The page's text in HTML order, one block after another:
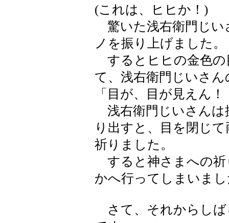
(これは、ヒヒか！)
驚いた浅右衛門じい
ノを振り上げました。
するとヒヒの金色の
て、浅右衛門じいさ
「目が、目が見えん
浅右衛門じいさんは
り出すと、目を閉じ
祈りました。
すると神さまへの祈
かへ行ってしまいま
さて、それからしば